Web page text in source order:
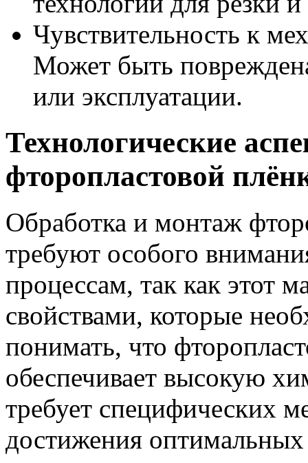
Чувствительность к
Может быть
или эксплуатации.
Технологические
фторопластовой
Обработка и монтаж
требуют особого
процессам, так как этот
свойствами, которые
понимать, что
обеспечивает высокую
требует специфических
достижения оптимальных